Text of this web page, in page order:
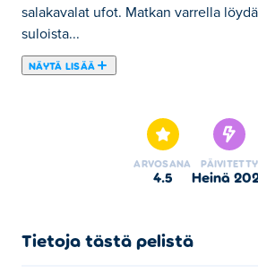
salakavalat ufot. Matkan varrella
suloista...
NÄYTÄ LISÄÄ
värikkäiden tasojen läpi, löydä
salakavalat ufot. Matkan varrella
suloista ankkaa, jotka seuraavat sinua
Kuinka pelata Ranch UFOa?
ARVOSANA
4.5
PÄIVITETTY
heinä
Tietoja tästä pelistä